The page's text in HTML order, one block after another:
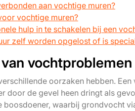
aan vochtige muren?
vochtige muren?
hulp in te schakelen bij een
zelf worden opgelost of is
oorzaken hebben.
door de gevel heen dringt als
boosdoener, waarbij grondvocht